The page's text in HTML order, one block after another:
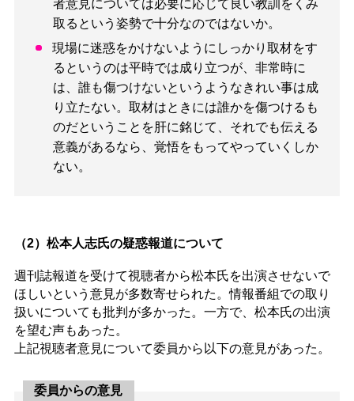
者意見については必要に応じて良い教訓をくみ
取るという姿勢で十分なのではないか。
現場に迷惑をかけないようにしっかり取材をす
るというのは平時では成り立つが、非常時に
は、誰も傷つけないというようなきれい事は成
り立たない。取材はときには誰かを傷つけるも
のだということを肝に銘じて、それでも伝える
意義があるなら、覚悟をもってやっていくしか
ない。
（2）松本人志氏の疑惑報道について
週刊誌報道を受けて視聴者から松本氏を出演させないで
ほしいという意見が多数寄せられた。情報番組での取り
扱いについても批判が多かった。一方で、松本氏の出演
を望む声もあった。
上記視聴者意見について委員から以下の意見があった。
委員からの意見